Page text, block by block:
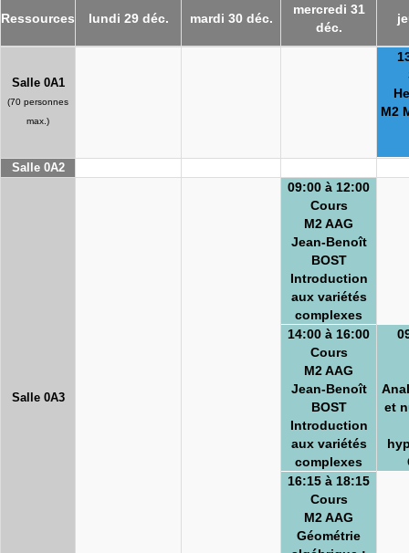
Ressources lundi 29 déc. mardi 30 déc.
mercredi 31
déc.
Salle 0A1
(70 personnes
max.)
M2
Salle 0A2
Salle 0A3
09:00 à 12:00
Cours
M2 AAG
Jean-Benoît
BOST
Introduction
aux variétés
complexes
14:00 à 16:00
Cours
M2 AAG
Jean-Benoît
BOST
Introduction
aux variétés
complexes
16:15 à 18:15
Cours
M2 AAG
Géométrie
et